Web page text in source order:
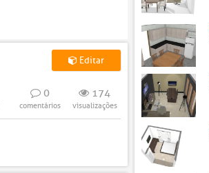
Editar
0
comentários
174
visualizações